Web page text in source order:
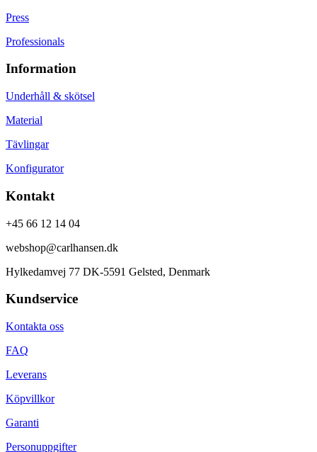
Press
Professionals
Information
Underhåll & skötsel
Material
Tävlingar
Konfigurator
Kontakt
+45 66 12 14 04
webshop@carlhansen.dk
Hylkedamvej 77 DK-5591 Gelsted, Denmark
Kundservice
Kontakta oss
FAQ
Leverans
Köpvillkor
Garanti
Personuppgifter